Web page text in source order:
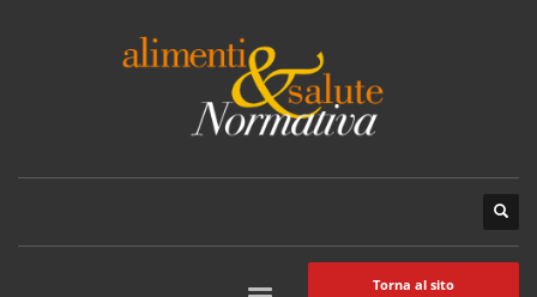
Torna al sito